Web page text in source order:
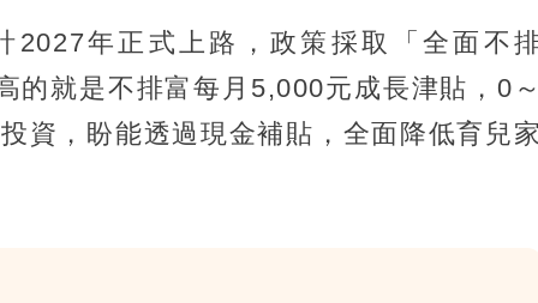
2027年正式上路，政策採取「全面不
的就是不排富每月5,000元成長津貼，0
資，盼能透過現金補貼，全面降低育兒